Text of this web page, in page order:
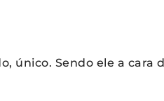
único. Sendo ele a